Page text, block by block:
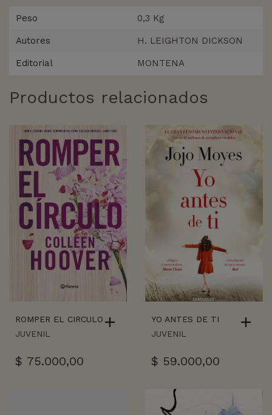
Peso 0,3 Kg
Autores H. LEIGHTON DICKSON
Editorial MONTENA
Productos relacionados
ROMPER EL CIRCULO
JUVENIL
$ 75.000,00
YO ANTES DE TI
JUVENIL
$ 59.000,00